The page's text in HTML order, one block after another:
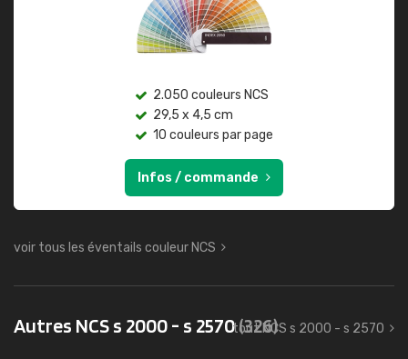
2.050 couleurs NCS
29,5 x 4,5 cm
10 couleurs par page
Infos / commande
voir tous les éventails couleur NCS
Autres NCS s 2000 - s 2570(326)
tout NCS s 2000 - s 2570